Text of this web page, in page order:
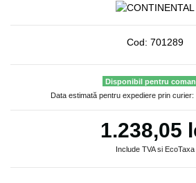
Cod: 701289
Disponibil pentru
Data estimată pentru expediere prin
1.238,05
Include TVA si EcoTaxa